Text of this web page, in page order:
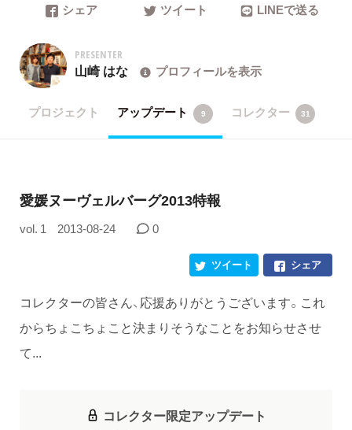
シェア ツイート LINEで送る
PRESENTER
山崎 はな プロフィールを表示
プロジェクト アップデート 9 コレクター 31
愛媛ヌーヴェルバーグ2013特報
vol. 1 2013-08-24 0
シェア
ツイート
コレクターの皆さん、応援ありがとうございます。これ
からちょこちょこと決まりそうなことをお知らせさせ
て...
コレクター限定アップデート